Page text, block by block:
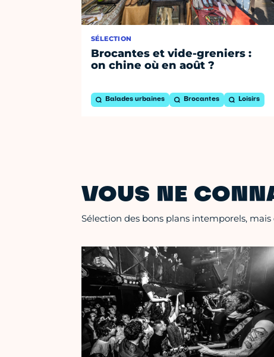
SÉLECTION
Brocantes et vide-greniers :
on chine où en août ?
Balades urbaines Brocantes Loisirs
VOUS NE
Sélection des bons plans intemporels,